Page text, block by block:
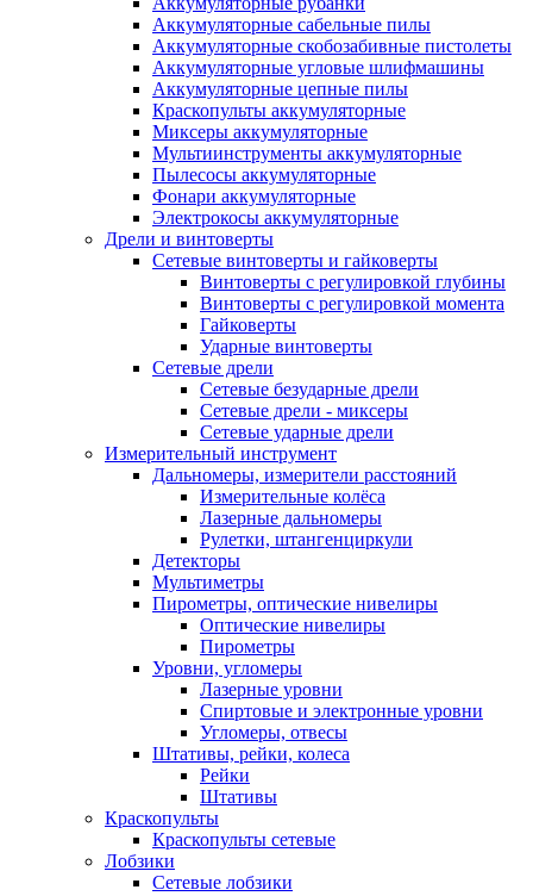
Аккумуляторные сабельные пилы
Аккумуляторные скобозабивные пистолеты
Аккумуляторные угловые шлифмашины
Аккумуляторные цепные пилы
Краскопульты аккумуляторные
Миксеры аккумуляторные
Мультиинструменты аккумуляторные
Пылесосы аккумуляторные
Фонари аккумуляторные
Электрокосы аккумуляторные
Дрели и винтоверты
Сетевые винтоверты и гайковерты
Винтоверты с регулировкой глубины
Винтоверты с регулировкой момента
Гайковерты
Ударные винтоверты
Сетевые дрели
Сетевые безударные дрели
Сетевые дрели - миксеры
Сетевые ударные дрели
Измерительный инструмент
Дальномеры, измерители расстояний
Измерительные колёса
Лазерные дальномеры
Рулетки, штангенциркули
Детекторы
Мультиметры
Пирометры, оптические нивелиры
Оптические нивелиры
Пирометры
Уровни, угломеры
Лазерные уровни
Спиртовые и электронные уровни
Угломеры, отвесы
Штативы, рейки, колеса
Рейки
Штативы
Краскопульты
Краскопульты сетевые
Лобзики
Сетевые лобзики